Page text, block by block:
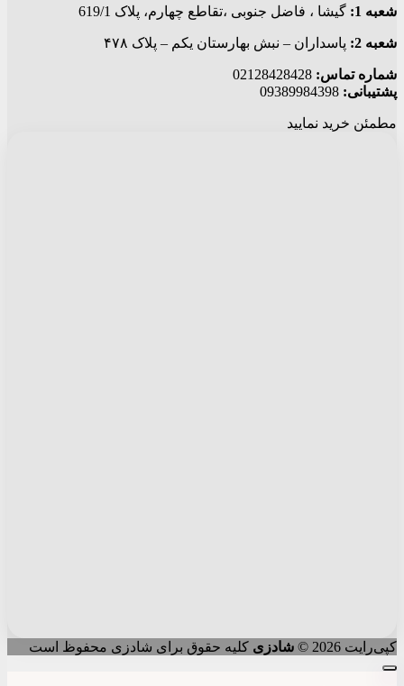
شعبه 1: گيشا ، فاضل جنوبی ،تقاطع چهارم، پلاک 619/1
شعبه 2: پاسداران – نبش بهارستان یکم – پلاک ۴۷۸
شماره تماس:
پشتیبانی:
مطمئن خرید نمایید
کپی‌رایت 2026 © شادزی کلیه حقوق برای شادزی محفوظ است